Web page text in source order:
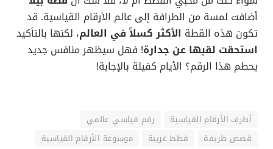
أضافت لمسة من الطرافة إلى عالم الأرقام القياسية. قد
تكون هذه القطة الأكثر كسلاً في العالم، لكنها بالتأكيد
استحقت لقبها عن جدارة! فهل سيظهر منافس جديد
يحطم هذا الرقم؟ الأيام كفيلة بالإجابة!
أطرف الأرقام القياسية
رقم قياسي عالمي
قصص طريفة
قطط غريبة
موسوعة الأرقام القياسية